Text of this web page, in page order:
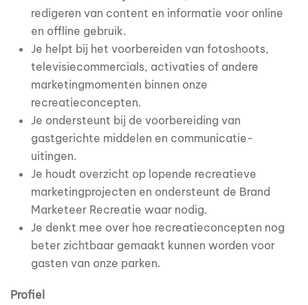
redigeren van content en informatie voor online
en offline gebruik.
Je helpt bij het voorbereiden van fotoshoots,
televisiecommercials, activaties of andere
marketingmomenten binnen onze
recreatieconcepten.
Je ondersteunt bij de voorbereiding van
gastgerichte middelen en communicatie-
uitingen.
Je houdt overzicht op lopende recreatieve
marketingprojecten en ondersteunt de Brand
Marketeer Recreatie waar nodig.
Je denkt mee over hoe recreatieconcepten nog
beter zichtbaar gemaakt kunnen worden voor
gasten van onze parken.
Profiel